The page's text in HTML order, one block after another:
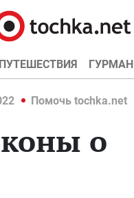
ПУТЕШЕСТВИЯ ГУРМАН
Помочь tochka.net
о